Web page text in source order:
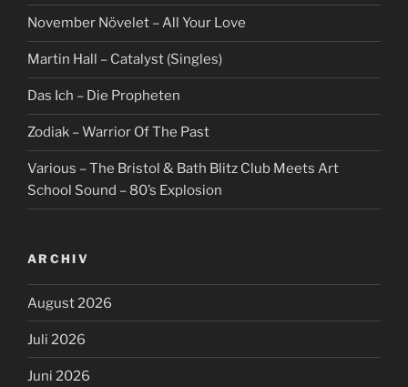
November Növelet – All Your Love
Martin Hall – Catalyst (Singles)
Das Ich – Die Propheten
Zodiak – Warrior Of The Past
Various – The Bristol & Bath Blitz Club Meets Art
School Sound – 80’s Explosion
ARCHIV
August 2026
Juli 2026
Juni 2026